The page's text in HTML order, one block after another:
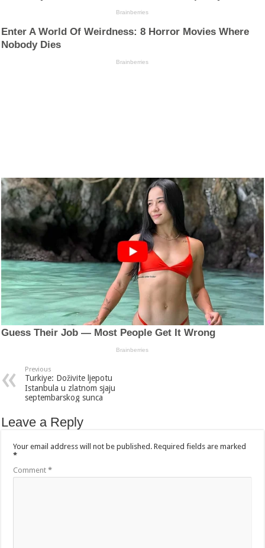
Previous
Turkiye: Doživite ljepotu
Istanbula u zlatnom sjaju
septembarskog sunca
Leave a Reply
Your email address will not be published. Required fields are marked
*
Comment*